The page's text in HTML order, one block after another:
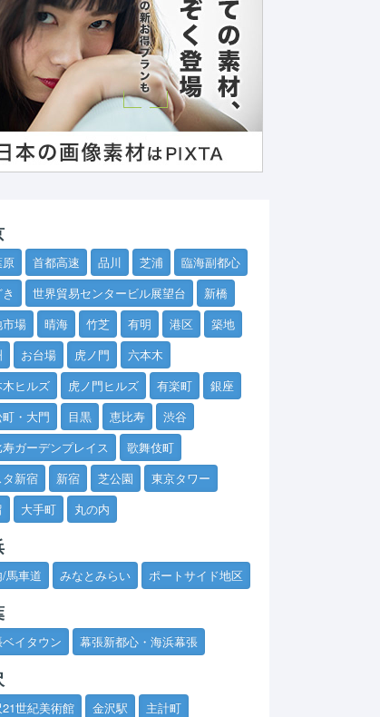
首都高速 品川 芝浦
臨海副都心
世界貿易センタービル展望台
新橋
場
晴海 竹芝 有明 港区
築地
お台場 虎ノ門
六本木
ヒルズ
虎ノ門ヒルズ 有楽町
銀座
・大門
目黒 恵比寿
渋谷
ガーデンプレイス
歌舞伎町
新宿
新宿 芝公園
東京タワー
大手町 丸の内
馬車道 みなとみらい ポートサイド地区
イタウン 幕張新都心・海浜幕張
世紀美術館 金沢駅
主計町